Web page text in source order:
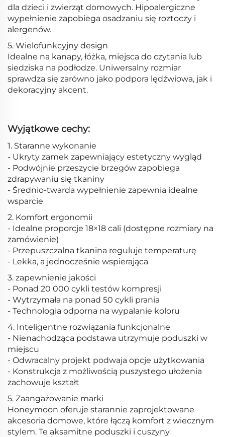
dla dzieci i zwierząt domowych. Hipoalergiczne
wypełnienie zapobiega osadzaniu się roztoczy i
alergenów.
5. Wielofunkcyjny design
Idealne na kanapy, łóżka, miejsca do czytania lub
siedziska na podłodze. Uniwersalny rozmiar
sprawdza się zarówno jako podpora lędźwiowa, jak i
dekoracyjny akcent.
Wyjątkowe cechy:
1. Staranne wykonanie
- Ukryty zamek zapewniający estetyczny wygląd
- Podwójnie przeszycie brzegów zapobiega
zdrapywaniu się tkaniny
- Średnio-twarda wypełnienie zapewnia idealne
wsparcie
2. Komfort ergonomii
- Idealne proporcje 18×18 cali (dostępne rozmiary na
zamówienie)
- Przepuszczalna tkanina reguluje temperaturę
- Lekka, a jednocześnie wspierająca
3. zapewnienie jakości
- Ponad 20 000 cykli testów kompresji
- Wytrzymała na ponad 50 cykli prania
- Technologia odporna na wypalanie koloru
4. Inteligentne rozwiązania funkcjonalne
- Nienachodząca podstawa utrzymuje poduszki w
miejscu
- Odwracalny projekt podwaja opcje użytkowania
- Konstrukcja z możliwością puszystego ułożenia
zachowuje kształt
5. Zaangażowanie marki
Honeymoon oferuje starannie zaprojektowane
akcesoria domowe, które łączą komfort z wiecznym
stylem. Te aksamitne poduszki i cuszyny